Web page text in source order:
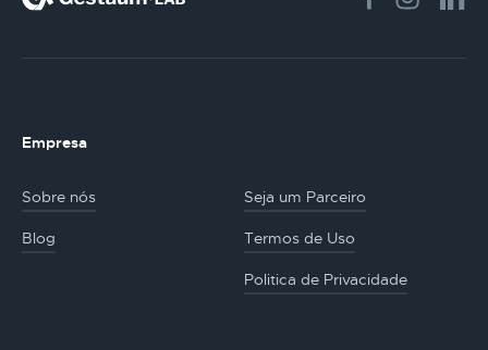
Empresa
Sobre nós Seja um Parceiro
Blog Termos de Uso
Politica de Privacidade